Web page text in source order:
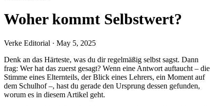
Woher kommt Selbstwert?
Verke Editorial · May 5, 2025
Denk an das Härteste, was du dir regelmäßig selbst sagst. Dann
frag: Wer hat das zuerst gesagt? Wenn eine Antwort auftaucht – die
Stimme eines Elternteils, der Blick eines Lehrers, ein Moment auf
dem Schulhof –, hast du gerade den Ursprung dessen gefunden,
worum es in diesem Artikel geht.